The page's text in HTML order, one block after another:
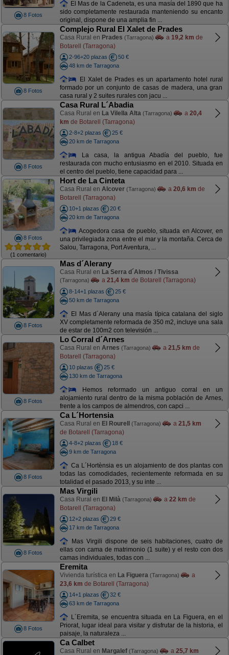
8 Fotos
El Mas de la Cadeneta, es una masía del 1890 que ha
sido completamente restaurada manteniendo su encanto
original, dispone de una amplia fin ...
8 Fotos
Complejo Rural El Xalet de Prades
Casa Rural en Prades (Tarragona) a 19,2 km de
Botarell (Tarragona)
2-96+20 plazas
50 €
48 km de Tarragona
El Xalet de Prades es un apartamento hotel rural
formado por un conjunto de casas de madera, una gran
casa rural y 2 suites rurales con jacu ...
8 Fotos
Casa Rural L´Abadia
Casa Rural en La Vilella Alta (Tarragona) a 20,4
km de Botarell (Tarragona)
2-8+2 plazas
25 €
20 km de Tarragona
La casa, la antigua Abadía del pueblo, fue
restaurada con mucho entusiasmo en el 2010. Situada en
el centro del pueblo, tiene capacidad para ...
8 Fotos
(1 comentario)
Hort de La Cinteta
Casa Rural en Alcover (Tarragona) a 20,6 km de
Botarell (Tarragona)
10+1 plazas
20 €
20 km de Tarragona
Acogedora casa de pueblo, situada en Alcover, en
una privilegiada zona entre el mar y la montaña. Cerca de
Salou, Tarragona, Port Aventura, ...
8 Fotos
Mas d´Alerany
Casa Rural en La Serra d´Almos / Tivissa
(Tarragona) a 21,4 km de Botarell (Tarragona)
8-14+1 plazas
25 €
50 km de Tarragona
El Mas d´Alerany una masía típica catalana del siglo
XV completamente reformada de 350 m2, incluye una sala
de estar de 100m2 con televisión ...
8 Fotos
Lo Corral d´Arnes
Casa Rural en Arnes (Tarragona) a 21,5 km de
Botarell (Tarragona)
10 plazas
25 €
130 km de Tarragona
Hemos reformado un antiguo corral en un
alojamiento rural dentro de la misma población de Arnes,
frente a los campos de almendros, con capci ...
8 Fotos
Ca L´Hortensia
Casa Rural en El Rourell (Tarragona) a 21,5 km
de Botarell (Tarragona)
4-8+2 plazas
18 €
9 km de Tarragona
Ca L´Hortènsia es un alojamiento de dos plantas con
todas las comodidades, recientemente reformada en su
totalidad el pasado 2013, y su inte ...
8 Fotos
Mas Virgili
Casa Rural en El Milà (Tarragona) a 22 km de
Botarell (Tarragona)
12+2 plazas
29 €
17 km de Tarragona
Mas Virgili dispone de seis habitaciones, cuatro de
ellas con cama de matrimonio (1 suite) y el resto con dos
camas individuales, todas con ...
8 Fotos
Eremita
Vivienda turística en La Figuera (Tarragona)
a
23,6 km de Botarell (Tarragona)
14+1 plazas
32 €
63 km de Tarragona
L´Eremita, se encuentra situada en La Figuera, en el
Priorat, lugar ideal para visitar y disfrutar de la historia, el
paisaje, la naturaleza ...
Ca Calbet
Casa Rural en Margalef (Tarragona) a 25,7 km